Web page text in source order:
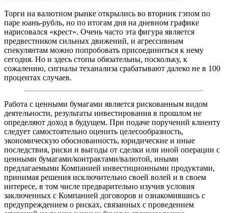
Торги на валютном рынке открылись во вторник гэпом по
паре юань-рубль, но по итогам дня на дневном графике
нарисовался «крест». Очень часто эта фигура является
предвестником сильных движений, и агрессивным
спекулянтам можно попробовать присоединиться к нему
сегодня. Но и здесь стопы обязательны, поскольку, к
сожалению, сигналы теханализа срабатывают далеко не в 100
процентах случаев.
Работа с ценными бумагами является рискованным видом
деятельности, результаты инвестирования в прошлом не
определяют доход в будущем. При подаче поручений клиенту
следует самостоятельно оценить целесообразность,
экономическую обоснованность, юридические и иные
последствия, риски и выгоды от сделки или иной операции с
ценными бумагами/контрактами/валютой, иными
предлагаемыми Компанией инвестиционными продуктами,
принимая решения исключительно своей волей и в своем
интересе, в том числе предварительно изучив условия
заключенных с Компанией договоров и ознакомившись с
предупреждением о рисках, связанных с проведением